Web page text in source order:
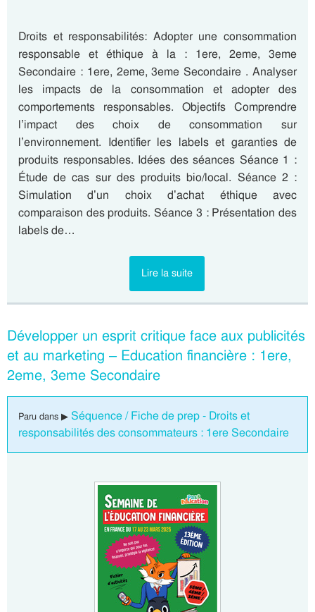
Droits et responsabilités: Adopter une consommation
responsable et éthique à la : 1ere, 2eme, 3eme
Secondaire : 1ere, 2eme, 3eme Secondaire . Analyser
les impacts de la consommation et adopter des
comportements responsables. Objectifs Comprendre
l’impact des choix de consommation sur
l’environnement. Identifier les labels et garanties de
produits responsables. Idées des séances Séance 1 :
Étude de cas sur des produits bio/local. Séance 2 :
Simulation d’un choix d’achat éthique avec
comparaison des produits. Séance 3 : Présentation des
labels de…
Lire la suite
Développer un esprit critique face aux publicités
et au marketing – Education financière : 1ere,
2eme, 3eme Secondaire
Paru dans ▶ Séquence / Fiche de prep - Droits et
responsabilités des consommateurs : 1ere Secondaire